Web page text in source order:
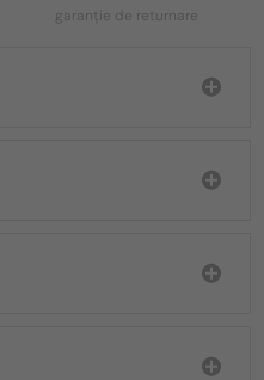
garanție de returnare